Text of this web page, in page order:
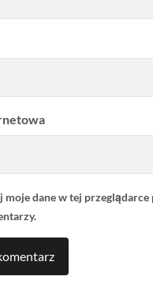
moje dane w tej przeglądarce